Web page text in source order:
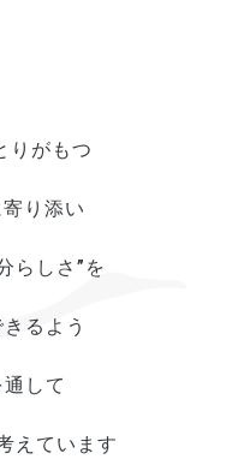
りがもつ
り添い
らしさ”を
るよう
して
えています